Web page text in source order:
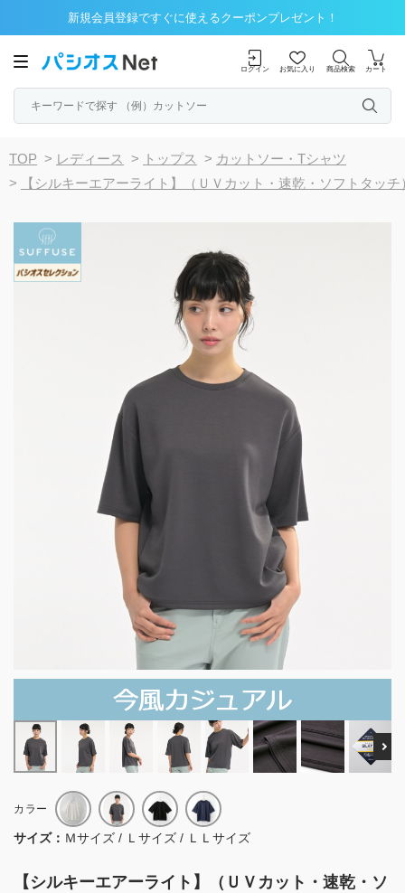
新規会員登録ですぐに使えるクーポンプレゼント！
ログイン お気に入り 商品検索 カート
TOP > レディース > トップス > カットソー・Tシャツ
>
【シルキーエアーライト】（ＵＶカット・速乾・ソフトタッ
【シルキーエアーライト】（ＵＶカット・速乾・ソ
カラー
サイズ： Ｍサイズ / Ｌサイズ / ＬＬサイズ